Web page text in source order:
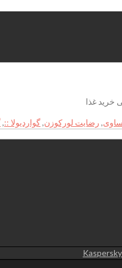
خرید غذا
, رضایت لورکوزن,گواردیولا ::,